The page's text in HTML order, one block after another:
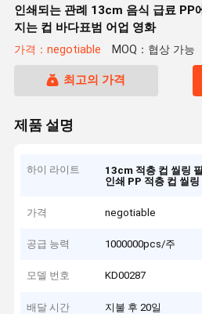
인쇄되는 관례 13cm 음식 급료 PP
지는 컵 바다표범 어업 영화
가격：negotiable MOQ：협상 가능
최고의 가격
제품 설명
하이 라이트 13cm 적층 컵 씰링
인쇄 PP 적층 컵 씰링
가격 negotiable
공급 능력 1000000pcs/주
모델 번호 KD00287
배달 시간 지불 후 20일